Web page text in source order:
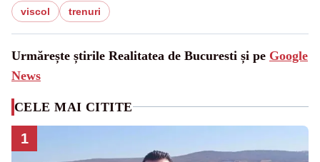
viscol trenuri
Urmărește știrile Realitatea de Bucuresti și pe Google
News
CELE MAI CITITE
1